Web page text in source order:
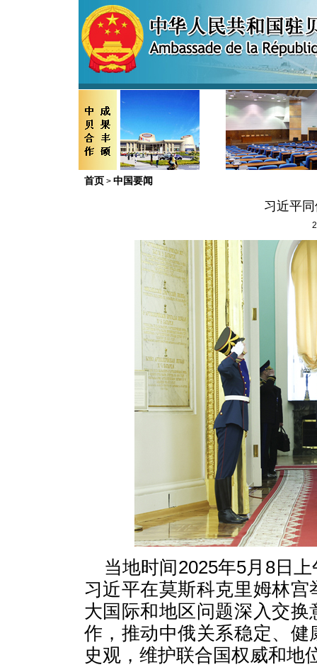
首页 > 中国要闻
习近平
当地时间2025年5月8日
习近平在莫斯科克里姆林
大国际和地区问题深入交
作，推动中俄关系稳定、
史观，维护联合国权威和地